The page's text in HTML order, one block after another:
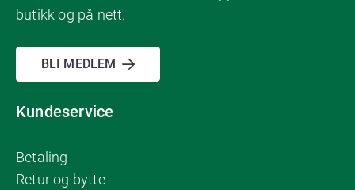
butikk og på nett.
BLI MEDLEM
Kundeservice
Betaling
Retur og bytte